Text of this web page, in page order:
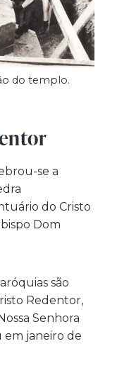
do templo.
se a
do Cristo
Dom
são
Redentor,
Senhora
em janeiro de